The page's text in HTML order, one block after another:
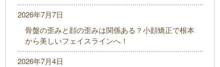
骨盤の歪みと顔の歪みは関係ある？小顔矯正で根本
から美しいフェイスラインへ！
2026年7月7日
2026年7月4日